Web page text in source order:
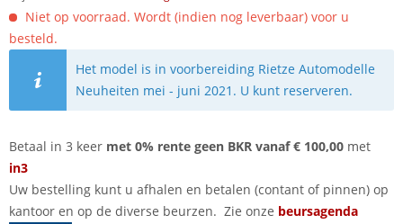
Niet op voorraad. Wordt (indien nog leverbaar) voor u
besteld.
Het model is in voorbereiding Rietze Automodelle
Neuheiten mei - juni 2021. U kunt reserveren.
Betaal in 3 keer met 0% rente geen BKR vanaf € 100,00 met
in3
Uw bestelling kunt u afhalen en betalen (contant of pinnen) op
kantoor en op de diverse beurzen. Zie onze beursagenda